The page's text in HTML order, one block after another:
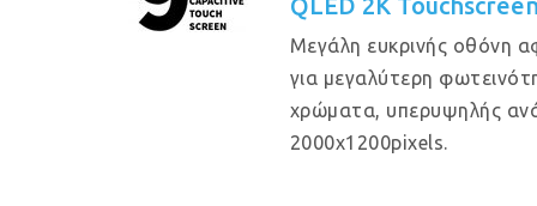
Μεγάλη ευκρινής οθόνη
για μεγαλύτερη
χρώματα, υπερυψηλής
2000x1200pixels.